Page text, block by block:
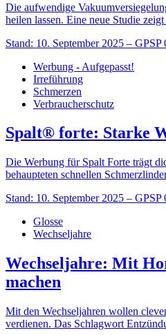
Die aufwendige
heilen lassen. Eine neue Studie
Stand: 10. September 2025 – GPSP
Werbung - Aufgepasst!
Irreführung
Schmerzen
Verbraucherschutz
Spalt® forte: Starke
Die Werbung für Spalt Forte trägt
behaupteten schnellen
Stand: 10. September 2025 – GPSP
Glosse
Wechseljahre
Wechseljahre: Mit
machen
Mit den Wechseljahren wollen
verdienen. Das Schlagwort